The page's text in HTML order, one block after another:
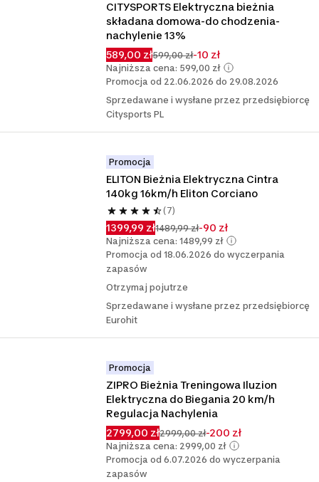
CITYSPORTS Elektryczna bieżnia
składana domowa-do chodzenia-
nachylenie 13%
589,00 zł599,00 zł-10 zł
Najniższa cena: 599,00 zł
Promocja od 22.06.2026 do 29.08.2026
Sprzedawane i wysłane przez przedsiębiorcę
Citysports PL
Promocja
ELITON Bieżnia Elektryczna Cintra
140kg 16km/h Eliton Corciano
(7)
1399,99 zł1489,99 zł-90 zł
Najniższa cena: 1489,99 zł
Promocja od 18.06.2026 do wyczerpania
zapasów
Otrzymaj pojutrze
Sprzedawane i wysłane przez przedsiębiorcę
Eurohit
Promocja
ZIPRO Bieżnia Treningowa Iluzion
Elektryczna do Biegania 20 km/h
Regulacja Nachylenia
2799,00 zł2999,00 zł-200 zł
Najniższa cena: 2999,00 zł
Promocja od 6.07.2026 do wyczerpania
zapasów